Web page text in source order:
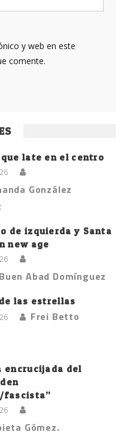
y web en este
comente.
late en el centro
González
de izquierda y Santa
new age
Abad Domínguez
las estrellas
Frei Betto
encrucijada del
fascista”
Gómez.